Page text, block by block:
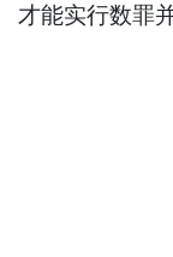
才能实行数罪并